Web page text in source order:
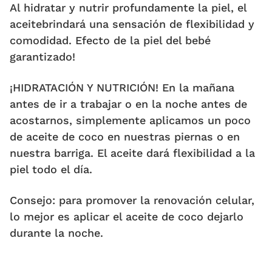
Al hidratar y nutrir profundamente la piel, el
aceitebrindará una sensación de flexibilidad y
comodidad. Efecto de la piel del bebé
garantizado!
¡HIDRATACIÓN Y NUTRICIÓN! En la mañana
antes de ir a trabajar o en la noche antes de
acostarnos, simplemente aplicamos un poco
de aceite de coco en nuestras piernas o en
nuestra barriga. El aceite dará flexibilidad a la
piel todo el día.
Consejo: para promover la renovación celular,
lo mejor es aplicar el aceite de coco dejarlo
durante la noche.